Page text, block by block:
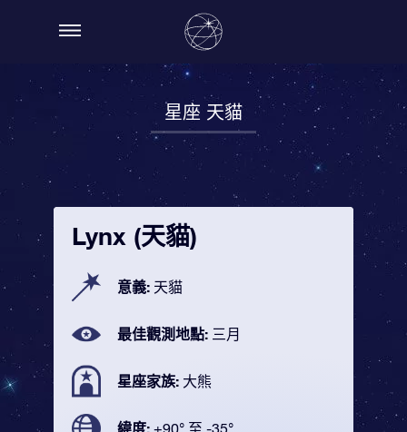
星座 天貓
Lynx (天貓)
意義: 天貓
最佳觀測地點: 三月
星座家族: 大熊
緯度: +90° 至 -35°